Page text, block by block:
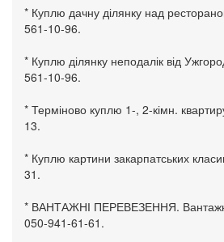
* Куплю дачну ділянку над
561-10-96.
* Куплю ділянку неподалік від
561-10-96.
* Терміново куплю 1-, 2-кімн.
13.
* Куплю картини закарпатських
31.
* ВАНТАЖНІ ПЕРЕВЕЗЕННЯ.
050-941-61-61.